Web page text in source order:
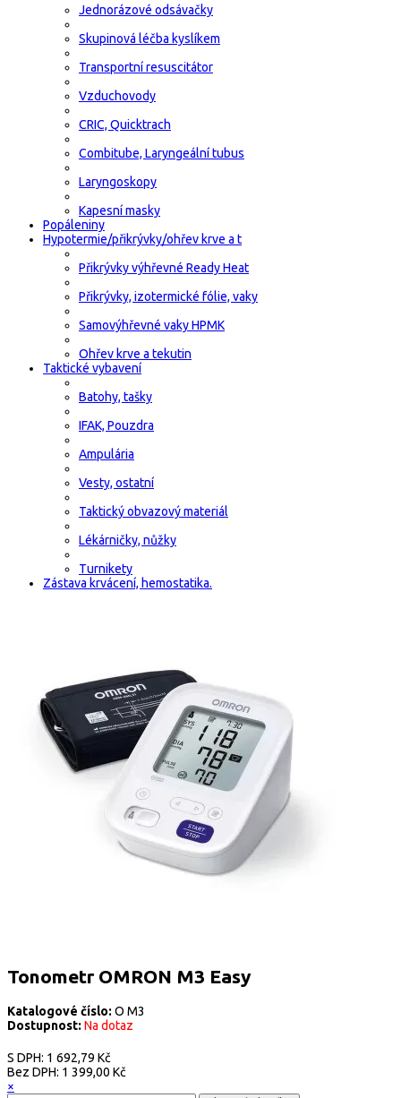
Jednorázové odsávačky
Skupinová léčba kyslíkem
Transportní resuscitátor
Vzduchovody
CRIC, Quicktrach
Combitube, Laryngeální tubus
Laryngoskopy
Kapesní masky
Popáleniny
Hypotermie/přikrývky/ohřev krve a t
Přikrývky výhřevné Ready Heat
Přikrývky, izotermické fólie, vaky
Samovýhřevné vaky HPMK
Ohřev krve a tekutin
Taktické vybavení
Batohy, tašky
IFAK, Pouzdra
Ampulária
Vesty, ostatní
Taktický obvazový materiál
Lékárničky, nůžky
Turnikety
Zástava krvácení, hemostatika.
Tonometr OMRON M3 Easy
Katalogové číslo: O M3
Dostupnost: Na dotaz
S DPH: 1 692,79 Kč
Bez DPH: 1 399,00 Kč
×